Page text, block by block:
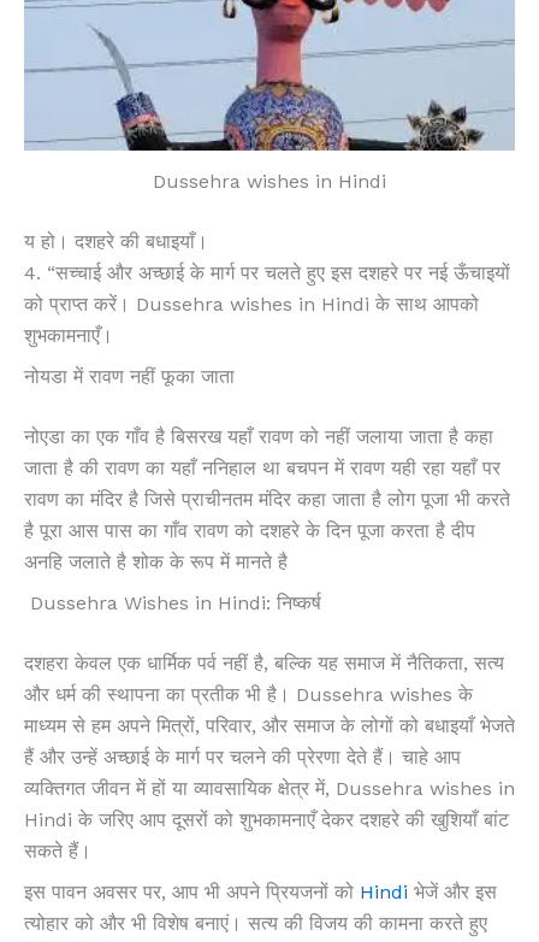
Dussehra wishes in Hindi
य हो। दशहरे की बधाइयाँ।
4. “सच्चाई और अच्छाई के मार्ग पर चलते हुए इस दशहरे पर नई ऊँचाइयों
को प्राप्त करें। Dussehra wishes in Hindi के साथ आपको
शुभकामनाएँ।
नोयडा में रावण नहीं फूका जाता
नोएडा का एक गाँव है बिसरख यहाँ रावण को नहीं जलाया जाता है कहा
जाता है की रावण का यहाँ ननिहाल था बचपन में रावण यही रहा यहाँ पर
रावण का मंदिर है जिसे प्राचीनतम मंदिर कहा जाता है लोग पूजा भी करते
है पूरा आस पास का गाँव रावण को दशहरे के दिन पूजा करता है दीप
अनहि जलाते है शोक के रूप में मानते है
Dussehra Wishes in Hindi: निष्कर्ष
दशहरा केवल एक धार्मिक पर्व नहीं है, बल्कि यह समाज में नैतिकता, सत्य
और धर्म की स्थापना का प्रतीक भी है। Dussehra wishes के
माध्यम से हम अपने मित्रों, परिवार, और समाज के लोगों को बधाइयाँ भेजते
हैं और उन्हें अच्छाई के मार्ग पर चलने की प्रेरणा देते हैं। चाहे आप
व्यक्तिगत जीवन में हों या व्यावसायिक क्षेत्र में, Dussehra wishes in
Hindi के जरिए आप दूसरों को शुभकामनाएँ देकर दशहरे की खुशियाँ बांट
सकते हैं।
इस पावन अवसर पर, आप भी अपने प्रियजनों को Hindi भेजें और इस
त्योहार को और भी विशेष बनाएं। सत्य की विजय की कामना करते हुए